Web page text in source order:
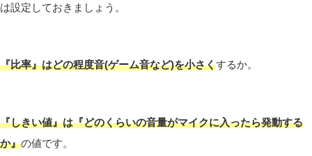
は設定しておきましょう。
『比率』はどの程度音(ゲーム音など)を小さくするか。
『しきい値』は『どのくらいの音量がマイクに入ったら発動する
か』の値です。